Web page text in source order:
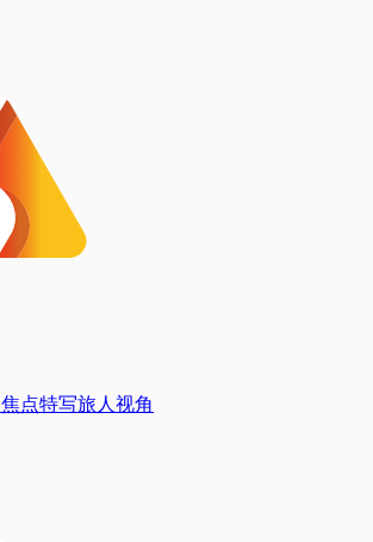
焦点特写旅人视角